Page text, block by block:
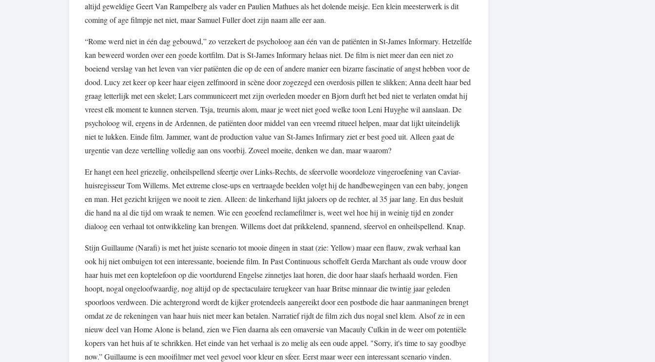
altijd geweldige Geert Van Rampelberg als vader en Paulien Mathues als het dolende meisje. Een klein meesterwerk is dit
coming of age filmpje net niet, maar Samuel Fuller doet zijn naam alle eer aan.
“Rome werd niet in één dag gebouwd,” zo verzekert de psycholoog aan één van de patiënten in St-James Informary. Hetzelfde
kan beweerd worden over een goede kortfilm. Dat is St-James Informary helaas niet. De film is niet meer dan een niet zo
boeiend verslag van het leven van vier patiënten die op de een of andere manier een bizarre fascinatie of angst hebben voor de
dood. Lucy zet keer op keer haar eigen zelfmoord in scène door zogezegd een overdosis pillen te slikken; Anna deelt haar bed
graag letterlijk met een skelet; Lars communiceert met zijn overleden moeder en Bjorn durft het bed niet te verlaten omdat hij
vreest elk moment te kunnen sterven. Tsja, treurnis alom, maar je weet niet goed welke toon Leni Huyghe wil aanslaan. De
psycholoog wil, ergens in de Ardennen, de patiënten door middel van een vreemd ritueel helpen, maar dat lijkt uiteindelijk
niet te lukken. Einde film. Jammer, want de production value van St-James Infirmary ziet er best goed uit. Alleen gaat de
urgentie van deze vertelling volledig aan ons voorbij. Zoveel moeite, denken we dan, maar waarom?
Er hangt een heel griezelig, onheilspellend sfeertje over Links-Rechts, de sfeervolle woordeloze vingeroefening van Caviar-
huisregisseur Tom Willems. Met extreme close-ups en vertraagde beelden volgt hij de handbewegingen van een baby, jongen
en man. Het gezicht krijgen we nooit te zien. Alleen: de linkerhand lijkt jaloers op de rechter, al 35 jaar lang. En dus besluit
die hand na al die tijd om wraak te nemen. Wie een geoefend reclamefilmer is, weet wel hoe hij in weinig tijd en zonder
dialoog een verhaal tot ontwikkeling kan brengen. Willems doet dat prikkelend, spannend, sfeervol en onheilspellend. Knap.
Stijn Guillaume (Narafi) is met het juiste scenario tot mooie dingen in staat (zie: Yellow) maar een flauw, zwak verhaal kan
ook hij niet ombuigen tot een interessante, boeiende film. In Past Continuous schoffelt Gerda Marchant als oude vrouw door
haar huis met een koptelefoon op die voortdurend Engelse zinnetjes laat horen, die door haar slaafs herhaald worden. Fien
hoopt, nogal ongeloofwaardig, nog altijd op de spectaculaire terugkeer van haar Britse minnaar die twintig jaar geleden
spoorloos verdween. Die achtergrond wordt de kijker grotendeels aangereikt door een postbode die haar aanmaningen brengt
omdat ze de rekeningen van haar huis niet meer kan betalen. Narratief rijdt de film zich dus nogal snel klem. Alsof ze in een
nieuw deel van Home Alone is beland, zien we Fien daarna als een omaversie van Macauly Culkin in de weer om potentiële
kopers van het huis af te schrikken. Het einde van het verhaal is zo melig als een oude appel. "Sorry, it's time to say goodbye
now.” Guillaume is een mooifilmer met veel gevoel voor kleur en sfeer. Eerst maar weer een interessant scenario vinden.